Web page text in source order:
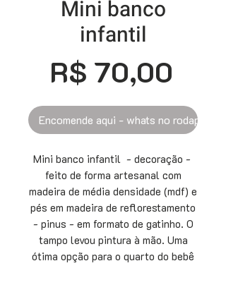
Mini banco
infantil
R$ 70,00
Encomende aqui - whats no rodapé
Mini banco infantil - decoração -
feito de forma artesanal com
madeira de média densidade (mdf) e
pés em madeira de reflorestamento
- pinus - em formato de gatinho. O
tampo levou pintura à mão. Uma
ótima opção para o quarto do bebê